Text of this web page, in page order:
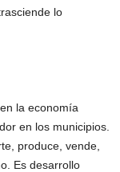
lo
la economía
en los municipios.
produce, vende,
Es desarrollo